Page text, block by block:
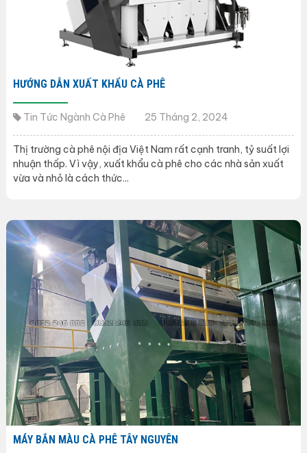
HƯỚNG DẪN XUẤT KHẨU CÀ PHÊ
Tin Tức Ngành Cà Phê 25 Tháng 2, 2024
Thị trường cà phê nội địa Việt Nam rất cạnh tranh, tỷ suất lợi
nhuận thấp. Vì vậy, xuất khẩu cà phê cho các nhà sản xuất
vừa và nhỏ là cách thức...
MÁY BẮN MÀU CÀ PHÊ TÂY NGUYÊN